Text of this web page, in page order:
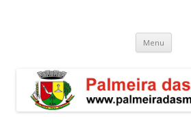
Menu Pular
o